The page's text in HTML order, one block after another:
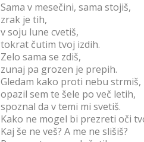
Sama v mesečini, sama stojiš,
zrak je tih,
v soju lune cvetiš,
tokrat čutim tvoj izdih.
Zelo sama se zdiš,
zunaj pa grozen je prepih.
Gledam kako proti nebu strmiš,
opazil sem te šele po več letih,
spoznal da v temi mi svetiš.
Kako ne mogel bi prezreti oči
Kaj še ne veš? A me ne slišiš?